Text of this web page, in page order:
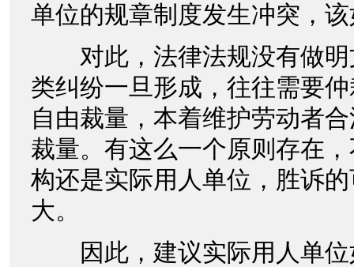
单位的规章制度发生冲突，
对此，法律法规没有做明
类纠纷一旦形成，往往需要
自由裁量，本着维护劳动者
裁量。有这么一个原则存在
构还是实际用人单位，胜诉
大。
因此，建议实际用人单位